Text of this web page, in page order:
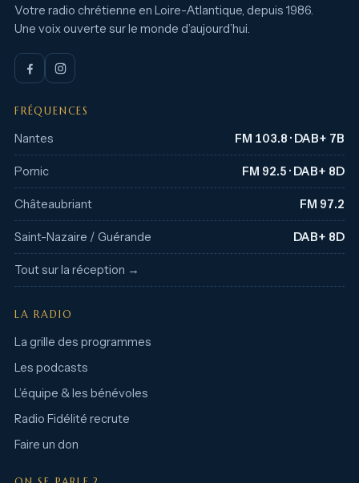
Votre radio chrétienne en Loire-Atlantique, depuis 1986.
Une voix ouverte sur le monde d’aujourd’hui.
FRÉQUENCES
Nantes FM 103.8 · DAB+ 7B
Pornic FM 92.5 · DAB+ 8D
Châteaubriant FM 97.2
Saint-Nazaire / Guérande DAB+ 8D
Tout sur la réception →
LA RADIO
La grille des programmes
Les podcasts
L’équipe & les bénévoles
Radio Fidélité recrute
Faire un don